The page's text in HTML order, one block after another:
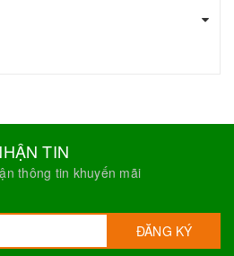
TIN
thông tin khuyến mãi
ĐĂNG KÝ